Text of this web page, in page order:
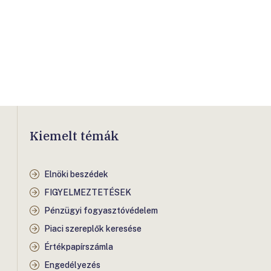
Kiemelt témák
Elnöki beszédek
FIGYELMEZTETÉSEK
Pénzügyi fogyasztóvédelem
Piaci szereplők keresése
Értékpapírszámla
Engedélyezés